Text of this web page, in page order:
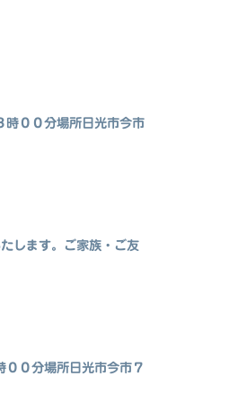
時００分場所日光市今市
します。ご家族・ご友
０分場所日光市今市７